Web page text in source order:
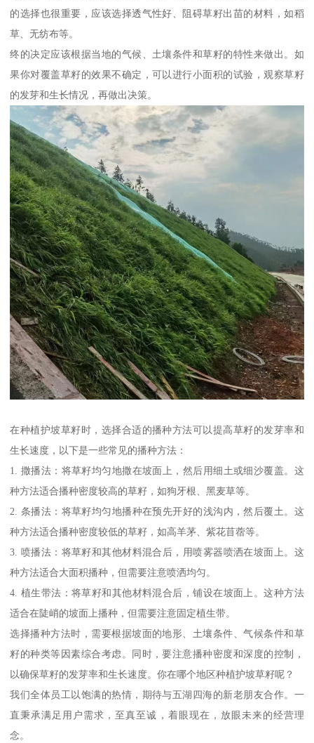
的选择也很重要，应该选择透气性好、阻碍草籽出苗的材料，如稻
草、无纺布等。
终的决定应该根据当地的气候、土壤条件和草籽的特性来做出。如
果你对覆盖草籽的效果不确定，可以进行小面积的试验，观察草籽
的发芽和生长情况，再做出决策。
在种植护坡草籽时，选择合适的播种方法可以提高草籽的发芽率和
生长速度，以下是一些常见的播种方法：
1. 撒播法：将草籽均匀地撒在坡面上，然后用细土或细沙覆盖。这
种方法适合播种密度较高的草籽，如狗牙根、黑麦草等。
2. 条播法：将草籽均匀地播种在预先开好的浅沟内，然后覆土。这
种方法适合播种密度较低的草籽，如高羊茅、紫花苜蓿等。
3. 喷播法：将草籽和其他材料混合后，用喷雾器喷洒在坡面上。这
种方法适合大面积播种，但需要注意喷洒均匀。
4. 植生带法：将草籽和其他材料混合后，铺设在坡面上。这种方法
适合在陡峭的坡面上播种，但需要注意固定植生带。
选择播种方法时，需要根据坡面的地形、土壤条件、气候条件和草
籽的种类等因素综合考虑。同时，要注意播种密度和深度的控制，
以确保草籽的发芽率和生长速度。你在哪个地区种植护坡草籽呢？
我们全体员工以饱满的热情，期待与五湖四海的新老朋友合作。一
直秉承满足用户需求，至真至诚，着眼现在，放眼未来的经营理
念。